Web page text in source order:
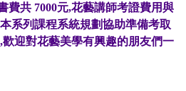
費共 7000元,花藝講師考證費用與
系列課程系統規劃協助準備考取
迎對花藝美學有興趣的朋友們一